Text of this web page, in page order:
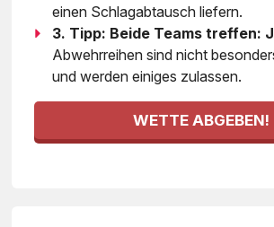
einen Schlagabtausch liefern.
3. Tipp: Beide Teams treffen:
Abwehrreihen sind nicht
und werden einiges zulassen.
WETTE ABGEBEN!